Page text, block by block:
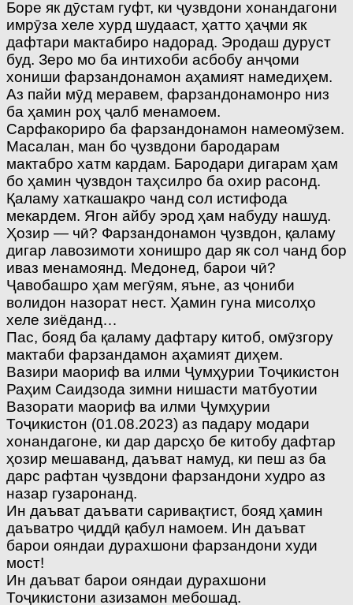
Боре як дӯстам гуфт, ки ҷузвдони хонандагони
имрӯза хеле хурд шудааст, ҳатто ҳаҷми як
дафтари мактабиро надорад. Эродаш дуруст
буд. Зеро мо ба интихоби асбобу анҷоми
хониши фарзандонамон аҳамият намедиҳем.
Аз пайи мӯд меравем, фарзандонамонро низ
ба ҳамин роҳ ҷалб менамоем.
Сарфакориро ба фарзандонамон намеомӯзем.
Масалан, ман бо ҷузвдони бародарам
мактабро хатм кардам. Бародари дигарам ҳам
бо ҳамин ҷузвдон таҳсилро ба охир расонд.
Қаламу хаткашакро чанд сол истифода
мекардем. Ягон айбу эрод ҳам набуду нашуд.
Ҳозир — чӣ? Фарзандонамон ҷузвдон, қаламу
дигар лавозимоти хонишро дар як сол чанд бор
иваз менамоянд. Медонед, барои чӣ?
Ҷавобашро ҳам мегӯям, яъне, аз ҷониби
волидон назорат нест. Ҳамин гуна мисолҳо
хеле зиёданд…
Пас, бояд ба қаламу дафтару китоб, омӯзгору
мактаби фарзандамон аҳамият диҳем.
Вазири маориф ва илми Ҷумҳурии Тоҷикистон
Раҳим Саидзода зимни нишасти матбуотии
Вазорати маориф ва илми Ҷумҳурии
Тоҷикистон (01.08.2023) аз падару модари
хонандагоне, ки дар дарсҳо бе китобу дафтар
ҳозир мешаванд, даъват намуд, ки пеш аз ба
дарс рафтан ҷузвдони фарзандони худро аз
назар гузаронанд.
Ин даъват даъвати саривақтист, бояд ҳамин
даъватро ҷиддӣ қабул намоем. Ин даъват
барои ояндаи дурахшони фарзандони худи
мост!
Ин даъват барои ояндаи дурахшони
Тоҷикистони азизамон мебошад.